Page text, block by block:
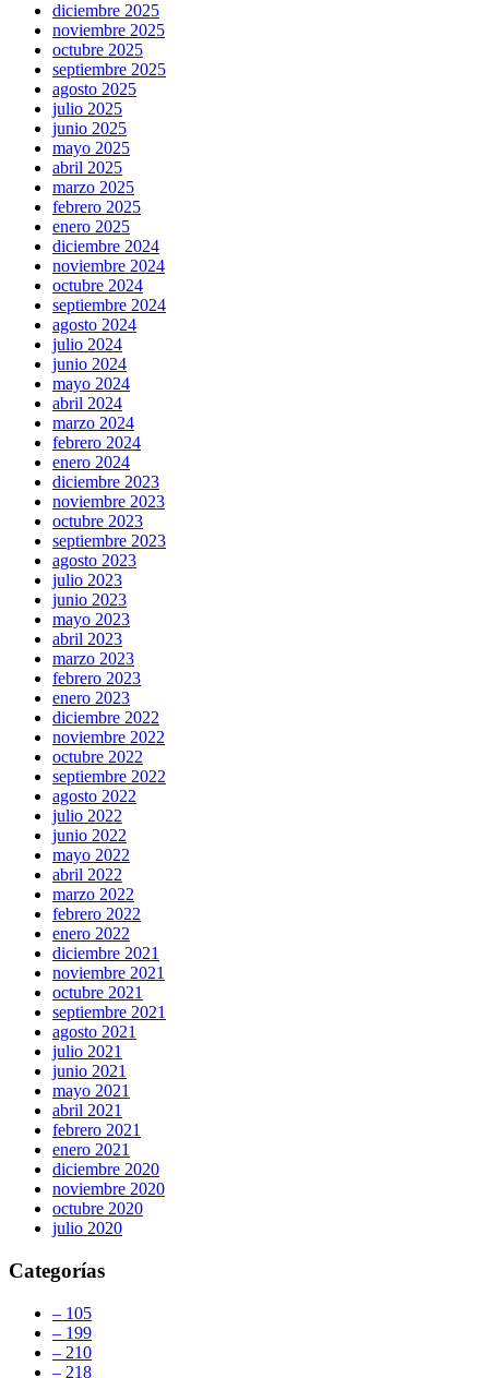
diciembre 2025
noviembre 2025
octubre 2025
septiembre 2025
agosto 2025
julio 2025
junio 2025
mayo 2025
abril 2025
marzo 2025
febrero 2025
enero 2025
diciembre 2024
noviembre 2024
octubre 2024
septiembre 2024
agosto 2024
julio 2024
junio 2024
mayo 2024
abril 2024
marzo 2024
febrero 2024
enero 2024
diciembre 2023
noviembre 2023
octubre 2023
septiembre 2023
agosto 2023
julio 2023
junio 2023
mayo 2023
abril 2023
marzo 2023
febrero 2023
enero 2023
diciembre 2022
noviembre 2022
octubre 2022
septiembre 2022
agosto 2022
julio 2022
junio 2022
mayo 2022
abril 2022
marzo 2022
febrero 2022
enero 2022
diciembre 2021
noviembre 2021
octubre 2021
septiembre 2021
agosto 2021
julio 2021
junio 2021
mayo 2021
abril 2021
febrero 2021
enero 2021
diciembre 2020
noviembre 2020
octubre 2020
julio 2020
Categorías
– 105
– 199
– 210
– 218